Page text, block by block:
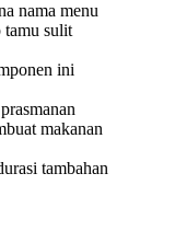
nama menu
tamu sulit
ini
makanan
tambahan